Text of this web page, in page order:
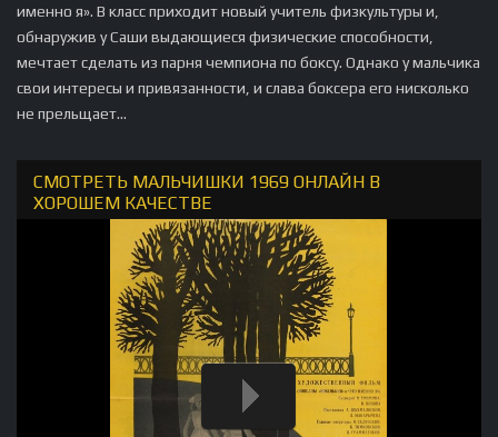
именно я». В класс приходит новый учитель физкультуры и,
обнаружив у Саши выдающиеся физические способности,
мечтает сделать из парня чемпиона по боксу. Однако у мальчика
свои интересы и привязанности, и слава боксера его нисколько
не прельщает...
СМОТРЕТЬ МАЛЬЧИШКИ 1969 ОНЛАЙН В
ХОРОШЕМ КАЧЕСТВЕ